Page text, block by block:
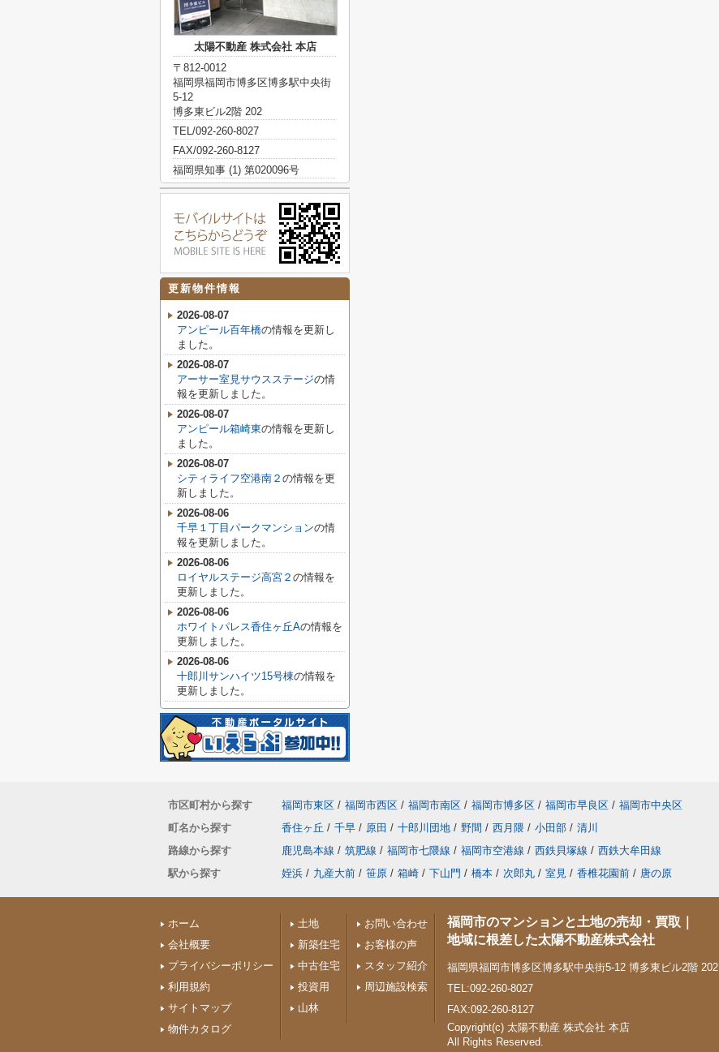
太陽不動産 株式会社 本店
〒812-0012
福岡県福岡市博多区博多駅中央街
5-12
博多東ビル2階 202
TEL/092-260-8027
FAX/092-260-8127
福岡県知事 (1) 第020096号
更新物件情報
2026-08-07
アンピール百年橋の情報を更新し
ました。
2026-08-07
アーサー室見サウスステージの情
報を更新しました。
2026-08-07
アンピール箱崎東の情報を更新し
ました。
2026-08-07
シティライフ空港南２ の情報を更
新しました。
2026-08-06
千早１丁目パークマンションの情
報を更新しました。
2026-08-06
ロイヤルステージ高宮２ の情報を
更新しました。
2026-08-06
ホワイトパレス香住ヶ丘Aの情報を
更新しました。
2026-08-06
十郎川サンハイツ15号棟の情報を
更新しました。
市区町村から探す 福岡市東区 / 福岡市西区 / 福岡市南区 / 福岡市博多区 / 福岡市早良区 / 福岡市中央区
町名から探す
香住ヶ丘 / 千早 / 原田 / 十郎川団地 / 野間 / 西月隈 / 小田部 / 清川
路線から探す
鹿児島本線 / 筑肥線 / 福岡市七隈線 / 福岡市空港線 / 西鉄貝塚線 / 西鉄大牟田線
駅から探す
姪浜 / 九産大前 / 笹原 / 箱崎 / 下山門 / 橋本 / 次郎丸 / 室見 / 香椎花園前 / 唐の原
ホーム
会社概要
プライバシーポリシー
利用規約
サイトマップ
物件カタログ
土地
新築住宅
中古住宅
投資用
山林
お問い合わせ
お客様の声
スタッフ紹介
周辺施設検索
福岡市のマンションと土地の売却・買取｜
地域に根差した太陽不動産株式会社
福岡県福岡市博多区博多駅中央街5-12 博多東ビル2階 202
TEL:092-260-8027
FAX:092-260-8127
Copyright(c) 太陽不動産 株式会社 本店
All Rights Reserved.